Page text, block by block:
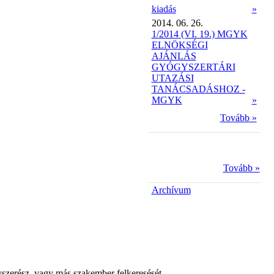
kiadás
»
2014. 06. 26.
1/2014 (VI. 19.) MGYK
ELNÖKSÉGI
AJÁNLÁS
GYÓGYSZERTÁRI
UTAZÁSI
TANÁCSADÁSHOZ -
MGYK
»
Tovább »
Tovább »
Archívum